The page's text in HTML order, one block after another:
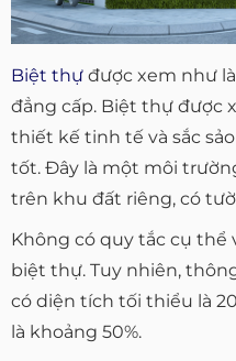
Biệt thự được xem như
đẳng cấp. Biệt thự được
thiết kế tinh tế và sắc
tốt. Đây là một môi
trên khu đất riêng, có
Không có quy tắc cụ thể
biệt thự. Tuy nhiên,
có diện tích tối thiểu là
là khoảng 50%.